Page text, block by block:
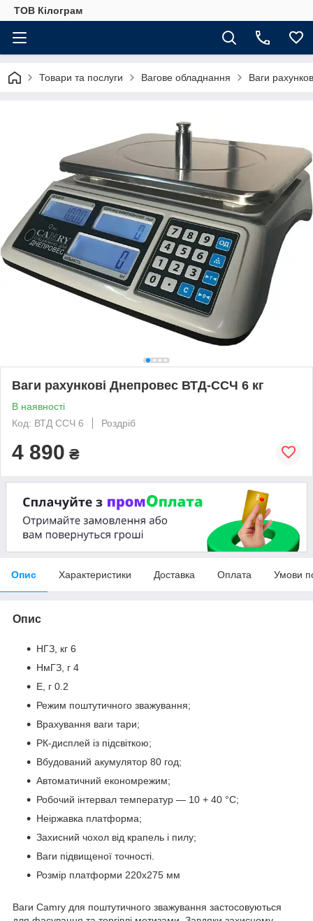
ТОВ Кілограм
Товари та послуги Вагове обладнання Ваги
Ваги рахункові Днепровес ВТД-ССЧ 6 кг
В наявності
Код: ВТД ССЧ 6
Роздріб
4 890 ₴
Опис Характеристики Доставка Оплата Умови
Опис
НГЗ, кг 6
НмГЗ, г 4
Е, г 0.2
Режим поштутичного зважування;
Врахування ваги тари;
РК-дисплей із підсвіткою;
Вбудований акумулятор 80 год;
Автоматичний економрежим;
Робочий інтервал температур — 10 + 40 °C;
Неіржавка платформа;
Захисний чохол від крапель і пилу;
Ваги підвищеної точності.
Розмір платформи 220х275 мм
Ваги Camry для поштутичного зважування застосовуються